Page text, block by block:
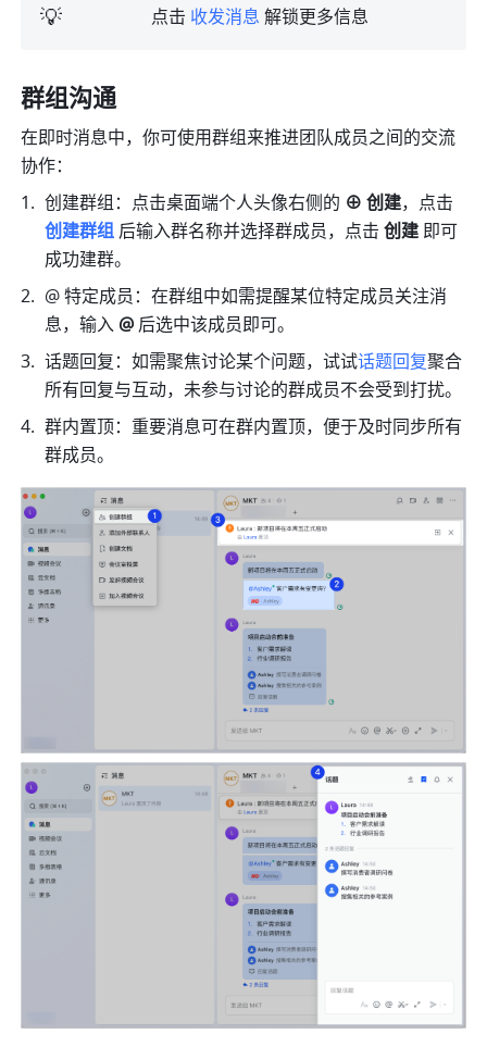
💡 点击 收发消息 解锁更多信息
群组沟通
在即时消息中，你可使用群组来推进团队成员之间的交流
协作：
创建群组：点击桌面端个人头像右侧的 ⊕ 创建
创建群组后输入群名称并选择群成员，点击 创建 即可
成功建群。
@ 特定成员：在群组中如需提醒某位特定成员关注消
息，输入 @ 后选中该成员即可。
话题回复：如需聚焦讨论某个问题，试试话题回复聚合
所有回复与互动，未参与讨论的群成员不会受到打扰。
群内置顶：重要消息可在群内置顶，便于及时同步所有
群成员。